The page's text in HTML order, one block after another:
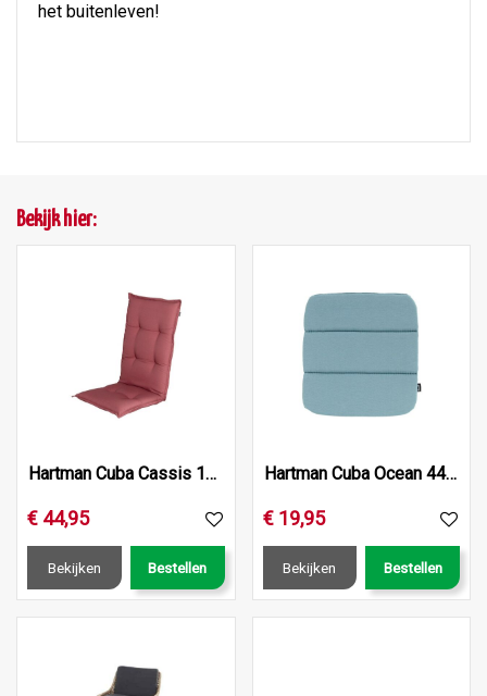
het buitenleven!
Bekijk hier:
Hartman Cuba Cassis 123x50x8 Hoge Rug
€ 44,95
Bekijken Bestellen
Hartman Cuba Ocean 44x40x3 Zitkussen Delphine
€ 19,95
Bekijken Bestellen